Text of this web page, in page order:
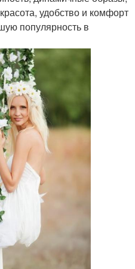
удобство и комфорт
популярность в